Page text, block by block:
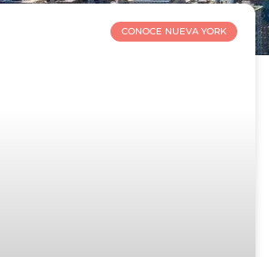
CONOCE NUEVA YORK